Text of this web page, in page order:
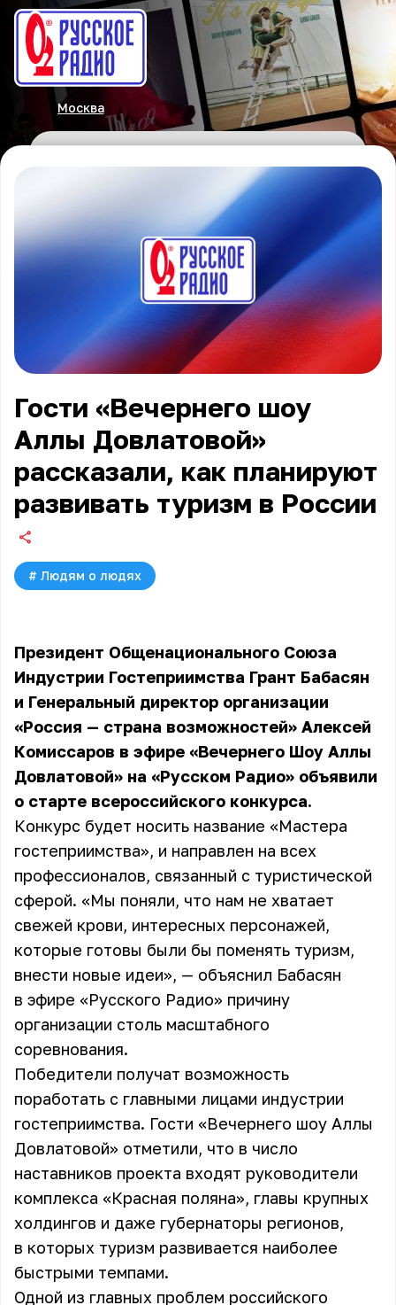
Москва
Гости «Вечернего шоу
Аллы Довлатовой»
рассказали, как планируют
развивать туризм в России
# Людям о людях
Президент Общенационального Союза
Индустрии Гостеприимства Грант Бабасян
и Генеральный директор организации
«Россия — страна возможностей» Алексей
Комиссаров в эфире «Вечернего Шоу Аллы
Довлатовой» на «Русском Радио» объявили
о старте всероссийского конкурса.
Конкурс будет носить название «Мастера
гостеприимства», и направлен на всех
профессионалов, связанный с туристической
сферой. «Мы поняли, что нам не хватает
свежей крови, интересных персонажей,
которые готовы были бы поменять туризм,
внести новые идеи», — объяснил Бабасян
в эфире «Русского Радио» причину
организации столь масштабного
соревнования.
Победители получат возможность
поработать с главными лицами индустрии
гостеприимства. Гости «Вечернего шоу Аллы
Довлатовой» отметили, что в число
наставников проекта входят руководители
комплекса «Красная поляна», главы крупных
холдингов и даже губернаторы регионов,
в которых туризм развивается наиболее
быстрыми темпами.
Одной из главных проблем российского